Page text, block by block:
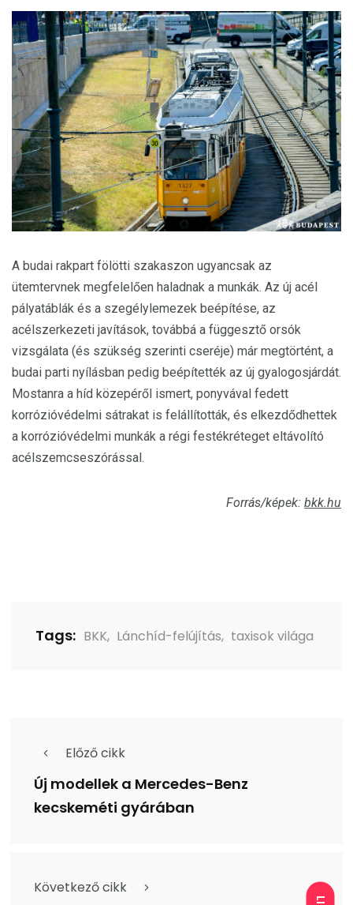
A budai rakpart fölötti szakaszon ugyancsak az
ütemtervnek megfelelően haladnak a munkák. Az új acél
pályatáblák és a szegélylemezek beépítése, az
acélszerkezeti javítások, továbbá a függesztő orsók
vizsgálata (és szükség szerinti cseréje) már megtörtént, a
budai parti nyílásban pedig beépítették az új gyalogosjárdát.
Mostanra a híd közepéről ismert, ponyvával fedett
korrózióvédelmi sátrakat is felállították, és elkezdődhettek
a korrózióvédelmi munkák a régi festékréteget eltávolító
acélszemcseszórással.
Forrás/képek: bkk.hu
Tags: BKK, Lánchíd-felújítás, taxisok világa
Előző cikk
Új modellek a Mercedes-Benz
kecskeméti gyárában
Következő cikk